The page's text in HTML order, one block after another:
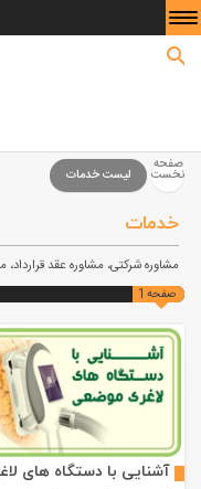
صفحه
نخست لیست خدمات
خدمات
مشاوره شرکتی، مشاوره عقد
صفحه 1